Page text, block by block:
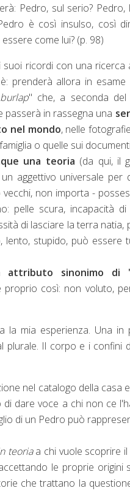
Pedro, sul serio?
è così insulso, così
come lui? (p. 98)
suoi ricordi con una
prenderà allora in
burlap" che, a seconda
passerà in rassegna una
nel mondo, nelle
o quelle sui
una teoria (da qui, il
aggettivo universale
non importa -
pelle scura, incapacità
di lasciare la terra
lento, stupido, può
sinonimo di
proprio così: non voluto,
la mia esperienza. Una
plurale. Il corpo e i confini
nel catalogo della
dare voce a chi non ce
di un Pedro può
teoriaa chi vuole scoprire
le proprie
che trattano la